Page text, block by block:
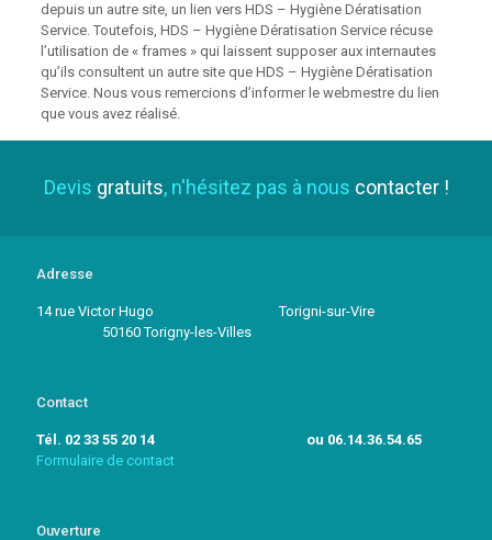
depuis un autre site, un lien vers HDS – Hygiène Dératisation
Service. Toutefois, HDS – Hygiène Dératisation Service récuse
l’utilisation de « frames » qui laissent supposer aux internautes
qu’ils consultent un autre site que HDS – Hygiène Dératisation
Service. Nous vous remercions d’informer le webmestre du lien
que vous avez réalisé.
Devis gratuits, n'hésitez pas à nous contacter !
Adresse
14 rue Victor Hugo Torigni-sur-Vire
50160 Torigny-les-Villes
Contact
Tél. 02 33 55 20 14 ou 06.14.36.54.65
Formulaire de contact
Ouverture